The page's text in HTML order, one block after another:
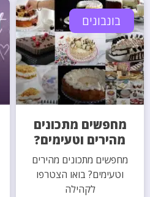
בונבונים
מחפשים מתכונים
מהירים וטעימים?
מחפשים מתכונים מהירים
וטעימים? בואו הצטרפו
לקהילה